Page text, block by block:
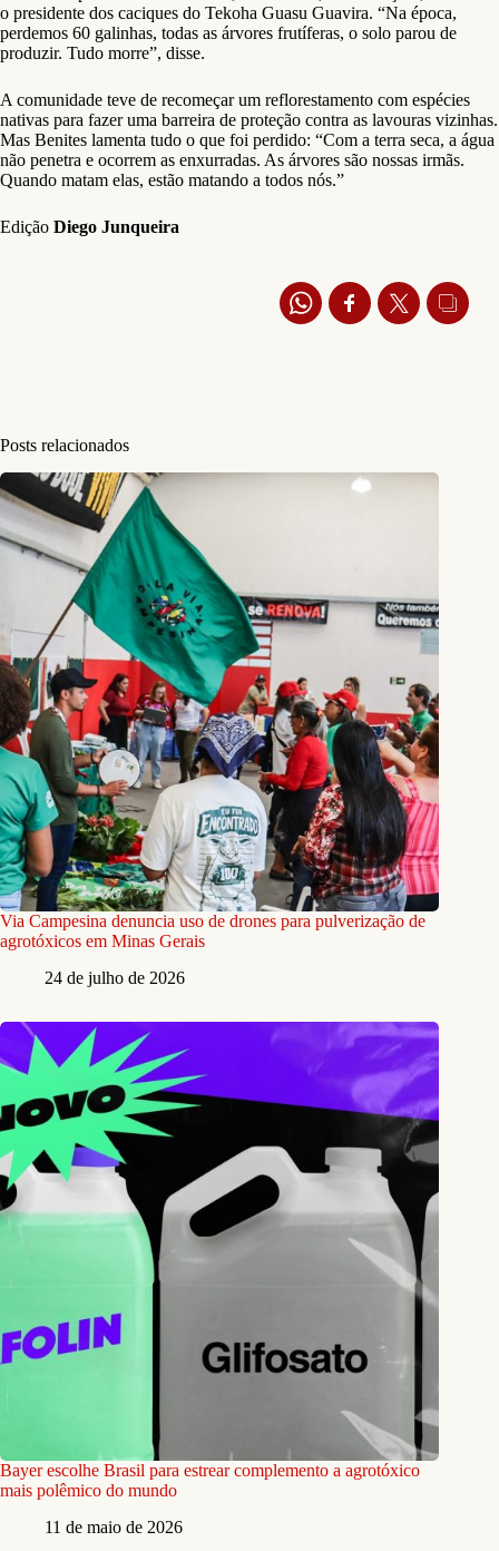
o presidente dos caciques do Tekoha Guasu Guavira. “Na época,
perdemos 60 galinhas, todas as árvores frutíferas, o solo parou de
produzir. Tudo morre”, disse.
A comunidade teve de recomeçar um reflorestamento com espécies
nativas para fazer uma barreira de proteção contra as lavouras vizinhas.
Mas Benites lamenta tudo o que foi perdido: “Com a terra seca, a água
não penetra e ocorrem as enxurradas. As árvores são nossas irmãs.
Quando matam elas, estão matando a todos nós.”
Edição Diego Junqueira
Posts relacionados
Via Campesina denuncia uso de drones para pulverização de
agrotóxicos em Minas Gerais
24 de julho de 2026
Bayer escolhe Brasil para estrear complemento a agrotóxico
mais polêmico do mundo
11 de maio de 2026